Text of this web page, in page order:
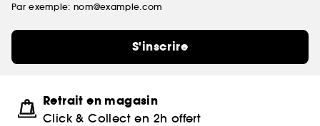
Par exemple: nom@example.com
S'inscrire
Retrait en magasin
Click & Collect en 2h offert